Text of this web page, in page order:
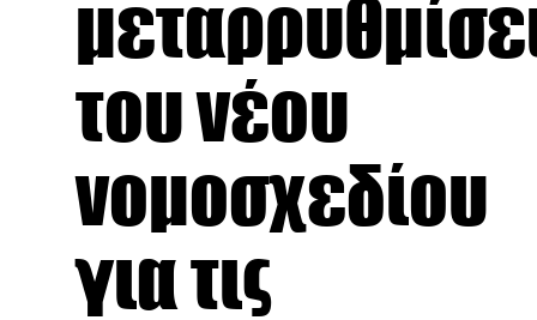
του νέου
νομοσχεδίου
για τις